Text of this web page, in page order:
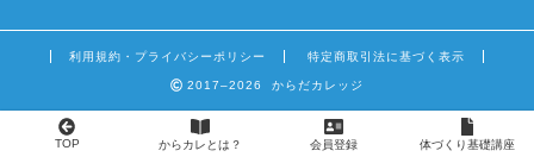
利用規約・プライバシーポリシー 特定商取引法に基づく表示
2017–2026 からだカレッジ
TOP からカレとは？ 会員登録 体づくり基礎講座